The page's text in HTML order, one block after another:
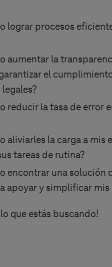
lograr procesos
aumentar la
el
reducir la tasa de error
aliviarles la carga a mis
tareas de rutina?
encontrar una solución
apoyar y simplificar mis
que estás buscando!